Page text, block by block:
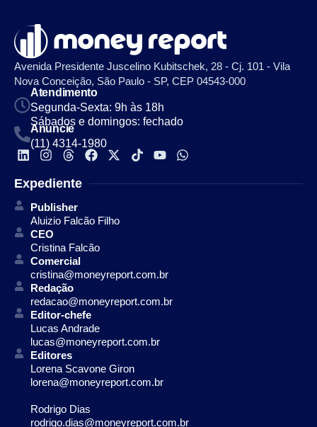
Avenida Presidente Juscelino Kubitschek, 28 - Cj. 101 - Vila
Nova Conceição, São Paulo - SP, CEP 04543-000
Atendimento
Segunda-Sexta: 9h às 18h
Sábados e domingos: fechado
Anuncie
(11) 4314-1980
Expediente
Publisher
Aluizio Falcão Filho
CEO
Cristina Falcão
Comercial
cristina@moneyreport.com.br
Redação
redacao@moneyreport.com.br
Editor-chefe
Lucas Andrade
lucas@moneyreport.com.br
Editores
Lorena Scavone Giron
lorena@moneyreport.com.br
Rodrigo Dias
rodrigo.dias@moneyreport.com.br